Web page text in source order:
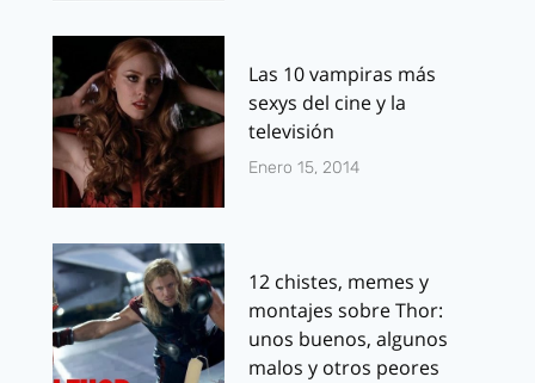
Las 10 vampiras más
sexys del cine y la
televisión
Enero 15, 2014
12 chistes, memes y
montajes sobre Thor:
unos buenos, algunos
malos y otros peores